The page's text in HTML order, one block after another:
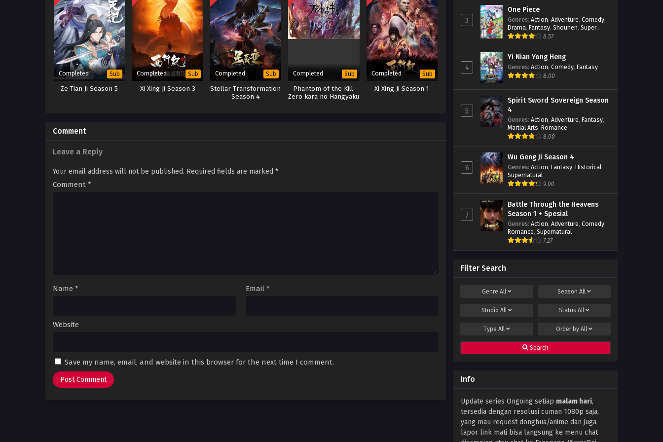
Completed Sub
Ze Tian Ji Season 5
Completed Sub
Xi Xing Ji Season 3
Completed Sub
Stellar Transformation
Season 4
Completed Sub
Phantom of the Kill:
Zero kara no Hangyaku
Completed Sub
Xi Xing Ji Season 1
Comment
Leave a Reply
Your email address will not be published. Required fields are marked *
Comment *
Name * Email *
Website
Save my name, email, and website in this browser for the next time I comment.
Soul Land Season 2 Episode
243 Subtitle Indonesia
Eps 243 - January 21, 2023
Soul Land Season 2 Episode
242 Subtitle Indonesia
Eps 242 - January 14, 2023
Soul Land Season 2 Episode
241 Subtitle Indonesia
Eps 241 - January 7, 2023
Soul Land Season 2 Episode
Eps 240 - January 2, 2023
Soul Land Season 2 Episode
240 Part 2 Subtitle Indonesia
Soul Land Season 2 Episode
239 Subtitle Indonesia
Eps 239 - December 17, 2022
Soul Land Season 2 Episode
Eps 237 - December 3, 2022
Soul Land Season 2 Episode
236 Subtitle Indonesia
Eps 236 - November 26, 2022
Soul Land Season 2 Episode
234 Subtitle Indonesia
Eps 234 - November 13, 2022
3
One Piece
Genres: Action, Adventure, Comedy,
Drama, Fantasy, Shounen, Super
Power
8.57
4
Yi Nian Yong Heng
Genres: Action, Comedy, Fantasy
8.00
5
Spirit Sword Sovereign Season
4
Genres: Action, Adventure, Fantasy,
Martial Arts, Romance
8.00
6
Wu Geng Ji Season 4
Genres: Action, Fantasy, Historical,
Supernatural
9.00
7
Battle Through the Heavens
Season 1 + Spesial
Genres: Action, Adventure, Comedy,
Romance, Supernatural
7.27
Filter Search
Genre All SeasonAll
Studio All StatusAll
Type All Order byAll
Search
Info
Update series Ongoing setiap malam hari,
tersedia dengan resolusi cuman 1080p saja,
yang mau request donghua/anime dan juga
lapor link mati bisa langsung ke menu chat